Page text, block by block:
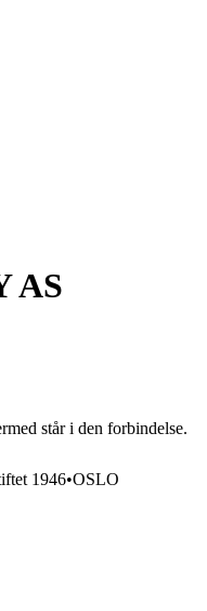
AS
står i den forbindelse.
1946•OSLO